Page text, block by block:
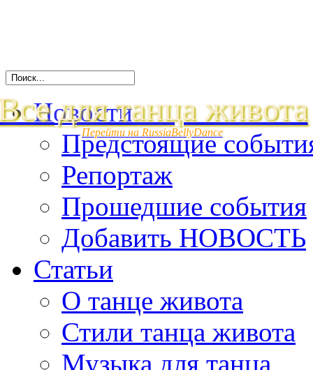
для танца живота
Перейти на RussiaBellyDance
Новости
Предстоящие
Репортаж
Прошедшие события
Добавить НОВОСТЬ
Статьи
О танце живота
Стили танца живота
Музыка для танца